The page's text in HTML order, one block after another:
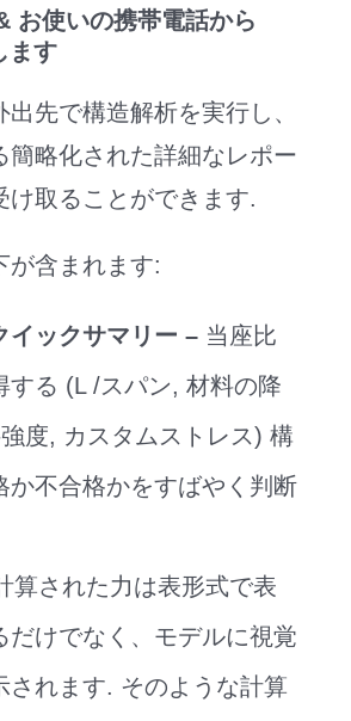
お使いの携帯電話から
ます
先で構造解析を実行し、
簡略化された詳細なレポー
け取ることができます.
が含まれます:
イックサマリー – 当座比
する (L /スパン, 材料の降
度, カスタムストレス) 構
か不合格かをすばやく判断
算された力は表形式で表
だけでなく、モデルに視覚
されます. そのような計算